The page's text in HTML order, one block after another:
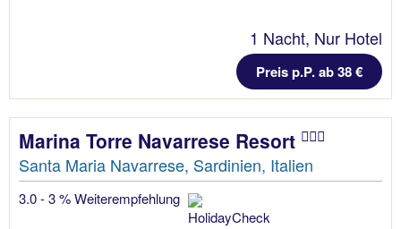
1 Nacht, Nur Hotel
Preis p.P. ab 38 €
Marina Torre Navarrese Resort
Santa Maria Navarrese, Sardinien, Italien
3.0 - 3 % Weiterempfehlung